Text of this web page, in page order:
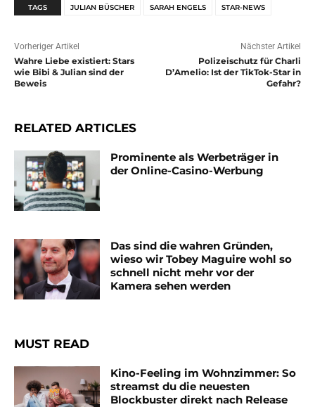
TAGS JULIAN BÜSCHER SARAH ENGELS STAR-NEWS
Vorheriger Artikel
Wahre Liebe existiert: Stars
wie Bibi & Julian sind der
Beweis
Nächster Artikel
Polizeischutz für Charli
D’Amelio: Ist der TikTok-Star in
Gefahr?
RELATED ARTICLES
Prominente als Werbeträger in
der Online-Casino-Werbung
Das sind die wahren Gründen,
wieso wir Tobey Maguire wohl so
schnell nicht mehr vor der
Kamera sehen werden
MUST READ
Kino-Feeling im Wohnzimmer: So
streamst du die neuesten
Blockbuster direkt nach Release